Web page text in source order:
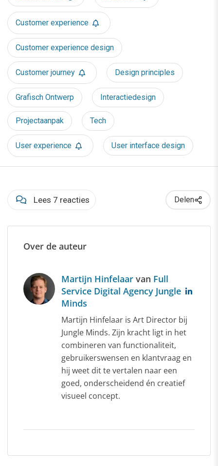
Customer experience
Customer experience design
Customer journey Design principles
Grafisch Ontwerp Interactiedesign
Projectaanpak Tech
User experience User interface design
Lees 7 reacties Delen
Over de auteur
Martijn Hinfelaar van Full
Service Digital Agency Jungle
Minds
Martijn Hinfelaar is Art Director bij
Jungle Minds. Zijn kracht ligt in het
combineren van functionaliteit,
gebruikerswensen en klantvraag en
hij weet dit te vertalen naar een
goed, onderscheidend én creatief
visueel concept.